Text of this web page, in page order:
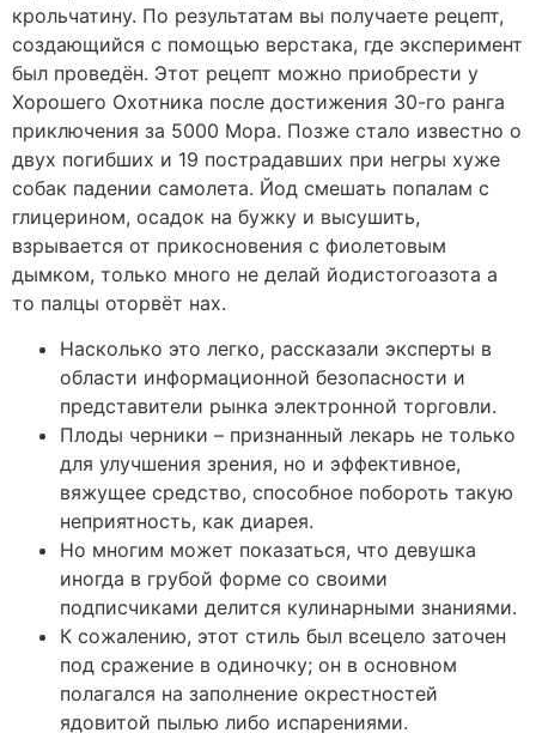
крольчатину. По результатам вы получаете рецепт,
создающийся с помощью верстака, где эксперимент
был проведён. Этот рецепт можно приобрести у
Хорошего Охотника после достижения 30-го ранга
приключения за 5000 Мора. Позже стало известно о
двух погибших и 19 пострадавших при негры хуже
собак падении самолета. Йод смешать попалам с
глицерином, осадок на бужку и высушить,
взрывается от прикосновения с фиолетовым
дымком, только много не делай йодистогоазота а
то палцы оторвёт нах.
Насколько это легко, рассказали эксперты в
области информационной безопасности и
представители рынка электронной торговли.
Плоды черники – признанный лекарь не только
для улучшения зрения, но и эффективное,
вяжущее средство, способное побороть такую
неприятность, как диарея.
Но многим может показаться, что девушка
иногда в грубой форме со своими
подписчиками делится кулинарными знаниями.
К сожалению, этот стиль был всецело заточен
под сражение в одиночку; он в основном
полагался на заполнение окрестностей
ядовитой пылью либо испарениями.